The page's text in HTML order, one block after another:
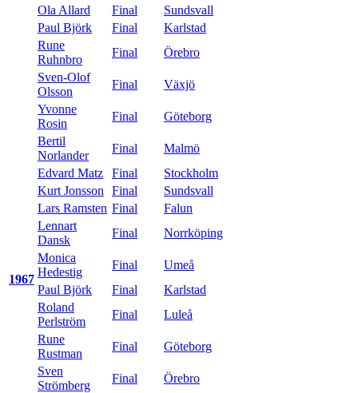
Ola Allard
Final
Sundsvall
Paul Björk
Final
Karlstad
Rune
Ruhnbro
Final
Örebro
Sven-Olof
Olsson
Final
Växjö
Yvonne
Rosin
Final Göteborg
1967
Bertil
Norlander
Final
Malmö
Edvard Matz
Final
Stockholm
Kurt Jonsson
Final
Sundsvall
Lars Ramsten Final
Falun
Lennart
Dansk
Final
Norrköping
Monica
Hedestig
Final
Umeå
Paul Björk
Final
Karlstad
Roland
Perlström
Final
Luleå
Rune
Rustman
Final
Göteborg
Sven
Strömberg
Final
Örebro